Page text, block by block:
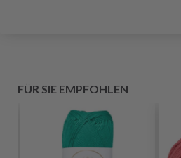
FÜR SIE EMPFOHLEN